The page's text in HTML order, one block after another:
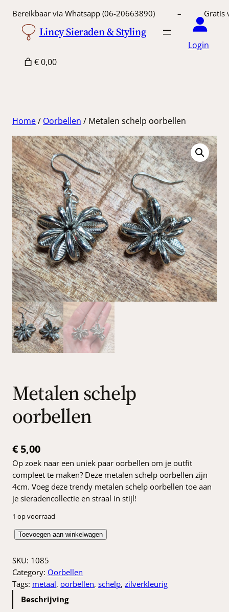
GaBereikbaar via Whatsapp (06-20663890) –
Lincy Sieraden & Styling
Login
€ 0,00
Home/ Oorbellen / Metalen schelp oorbellen
Metalen schelp
oorbellen
€ 5,00
Op zoek naar een uniek paar oorbellen om je outfit
compleet te maken? Deze metalen schelp oorbellen zijn
4cm. Voeg deze trendy metalen schelp oorbellen toe aan
je sieradencollectie en straal in stijl!
1 op voorraad
M
t
a
l
e
Toevoegen aan winkelwagen
SKU: 1085
Category: Oorbellen
Tags: metaal, oorbellen, schelp, zilverkleurig
Beschrijving